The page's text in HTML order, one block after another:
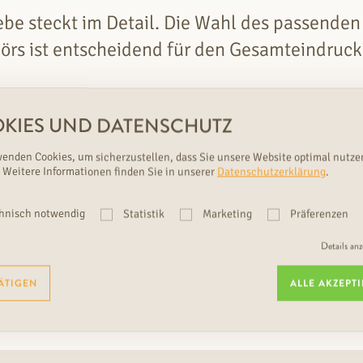
steckt im Detail. Die Wahl des passenden
ist entscheidend für den
ZU ANTIQUE NR. 2-ME
UND DATENSCHUTZ
Cookies, um sicherzustellen, dass Sie unsere Website optimal
Weitere Informationen finden Sie in unserer Datenschutzerklärung.
notwendig Statistik Marketing Präferenzen
Details
ALLE